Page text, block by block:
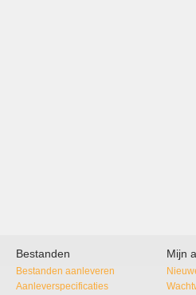
Bestanden
Bestanden aanleveren
Aanleverspecificaties
Mijn